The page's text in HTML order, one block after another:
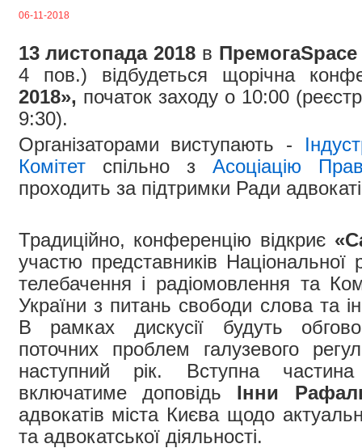
06-11-2018
13 листопада 2018 в ПремогаSpace
4 пов.) відбудеться щорічна
2018», початок заходу о 10:00
9:30).
Організаторами виступають -
Комітетспільно з Асоціацію
проходить за підтримки Ради
Традиційно, конференцію відкриє
участю представників
телебачення і радіомовлення та
України з питань свободи слова та
В рамках дискусії будуть
поточних проблем галузевого
наступний рік. Вступна
включатиме доповідь Інни
адвокатів міста Києва щодо
та адвокатської діяльності.